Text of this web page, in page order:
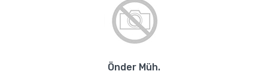
Önder Müh.